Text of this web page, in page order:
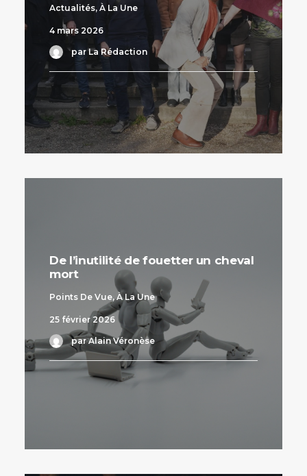
Actualités, À La Une
4 mars 2026
par La Rédaction
De l’inutilité de fouetter un cheval
mort
Points De Vue, À La Une
25 février 2026
par Alain Véronèse